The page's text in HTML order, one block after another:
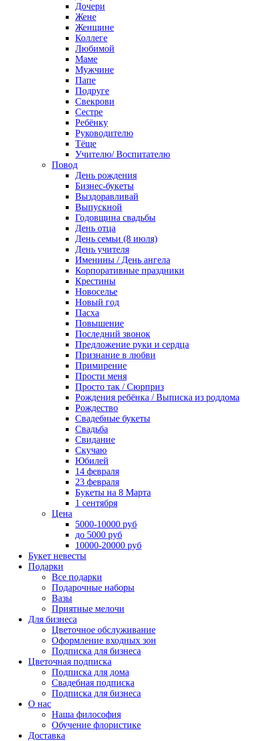
Дочери
Жене
Женщине
Коллеге
Любимой
Маме
Мужчине
Папе
Подруге
Свекрови
Сестре
Ребёнку
Руководителю
Тёще
Учителю/ Воспитателю
Повод
День рождения
Бизнес-букеты
Выздоравливай
Выпускной
Годовщина свадьбы
День отца
День семьи (8 июля)
День учителя
Именины / День ангела
Корпоративные праздники
Крестины
Новоселье
Новый год
Пасха
Повышение
Последний звонок
Предложение руки и сердца
Признание в любви
Примирение
Прости меня
Просто так / Сюрприз
Рождения ребёнка / Выписка из роддома
Рождество
Свадебные букеты
Свадьба
Свидание
Скучаю
Юбилей
14 февраля
23 февраля
Букеты на 8 Марта
1 сентября
Цена
5000-10000 руб
до 5000 руб
10000-20000 руб
Букет невесты
Подарки
Все подарки
Подарочные наборы
Вазы
Приятные мелочи
Для бизнеса
Цветочное обслуживание
Оформление входных зон
Подписка для бизнеса
Цветочная подписка
Подписка для дома
Свадебная подписка
Подписка для бизнеса
О нас
Наша философия
Обучение флористике
Доставка